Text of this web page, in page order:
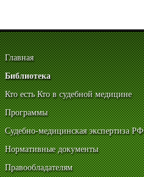
Главная
Библиотека
Кто есть Кто в судебной медицине
Программы
Судебно-медицинская экспертиза РФ
Нормативные документы
Правообладателям